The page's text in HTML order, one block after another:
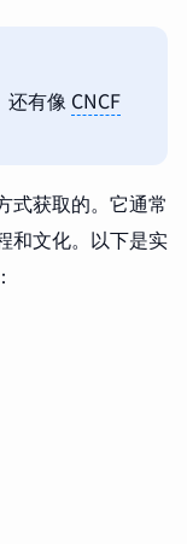
还有像 CNCF
式获取的。它通常
和文化。以下是实